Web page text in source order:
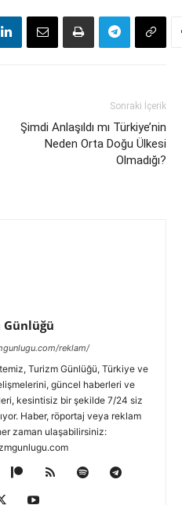
Sonraki İçerik
Şimdi Anlaşıldı mı Türkiye’nin
Neden Orta Doğu Ülkesi
Olmadığı?
reklam/
Turizm Günlüğü, Türkiye ve
güncel haberleri ve
kesintisiz bir şekilde 7/24 siz
Haber, röportaj veya reklam
zaman ulaşabilirsiniz: